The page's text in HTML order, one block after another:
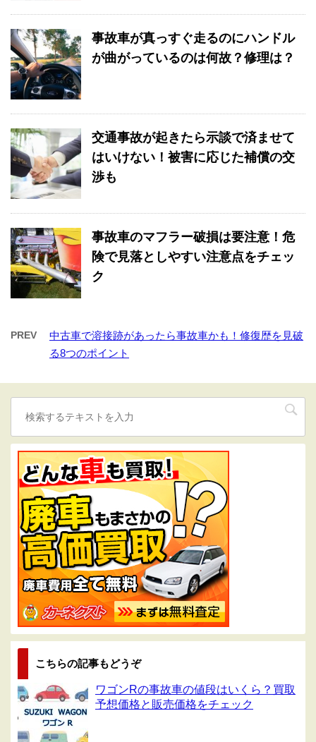
事故車が真っすぐ走るのにハンドル
が曲がっているのは何故？修理は？
交通事故が起きたら示談で済ませて
はいけない！被害に応じた補償の交
渉も
事故車のマフラー破損は要注意！危
険で見落としやすい注意点をチェッ
ク
PREV
中古車で溶接跡があったら事故車かも！修復歴を見破
る8つのポイント
こちらの記事もどうぞ
ワゴンRの事故車の値段はいくら？買取
予想価格と販売価格をチェック